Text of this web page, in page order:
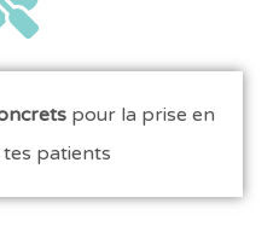
pour la prise en
patients